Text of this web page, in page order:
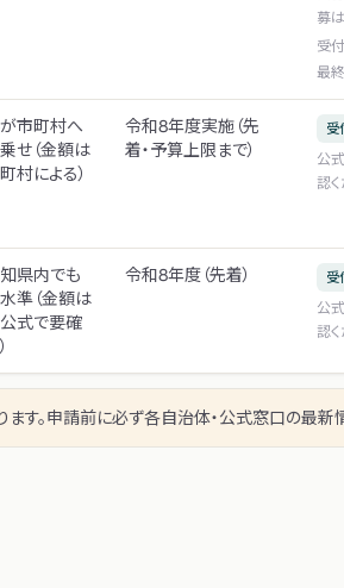
募
受
最
市町村へ
せ（金額は
村による）
令和8年度実施（先
着・予算上限まで）
受
公
認
県内でも
準（金額は
式で要確
令和8年度（先着） 受
公
認
す。申請前に必ず各自治体・公式窓口の最新